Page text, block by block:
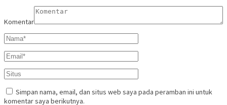
Komentar
Simpan nama, email, dan situs web saya pada peramban ini untuk
komentar saya berikutnya.